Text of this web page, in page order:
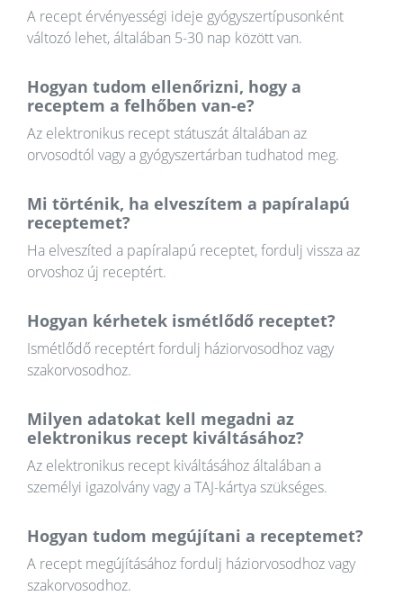
A recept érvényességi ideje gyógyszertípusonként
változó lehet, általában 5-30 nap között van.
Hogyan tudom ellenőrizni, hogy a
receptem a felhőben van-e?
Az elektronikus recept státuszát általában az
orvosodtól vagy a gyógyszertárban tudhatod meg.
Mi történik, ha elveszítem a papíralapú
receptemet?
Ha elveszíted a papíralapú receptet, fordulj vissza az
orvoshoz új receptért.
Hogyan kérhetek ismétlődő receptet?
Ismétlődő receptért fordulj háziorvosodhoz vagy
szakorvosodhoz.
Milyen adatokat kell megadni az
elektronikus recept kiváltásához?
Az elektronikus recept kiváltásához általában a
személyi igazolvány vagy a TAJ-kártya szükséges.
Hogyan tudom megújítani a receptemet?
A recept megújításához fordulj háziorvosodhoz vagy
szakorvosodhoz.